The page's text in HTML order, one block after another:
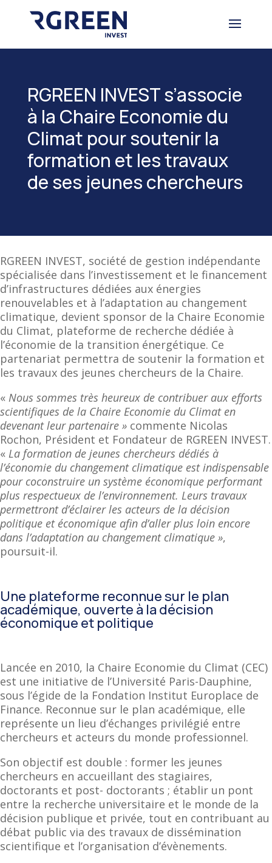
RGREEN INVEST s’associe
à la Chaire Economie du
Climat pour soutenir la
formation et les travaux
de ses jeunes chercheurs
RGREEN INVEST, société de gestion indépendante
spécialisée dans l’investissement et le financement
d’infrastructures dédiées aux énergies
renouvelables et à l’adaptation au changement
climatique, devient sponsor de la Chaire Economie
du Climat, plateforme de recherche dédiée à
l’économie de la transition énergétique. Ce
partenariat permettra de soutenir la formation et
les travaux des jeunes chercheurs de la Chaire.
« Nous sommes très heureux de contribuer aux efforts
scientifiques de la Chaire Economie du Climat en
devenant leur partenaire » commente Nicolas
Rochon, Président et Fondateur de RGREEN INVEST.
« La formation de jeunes chercheurs dédiés à
l’économie du changement climatique est indispensable
pour coconstruire un système économique performant
plus respectueux de l’environnement. Leurs travaux
permettront d’éclairer les acteurs de la décision
politique et économique afin d’aller plus loin encore
dans l’adaptation au changement climatique »,
poursuit-il.
Une plateforme reconnue sur le plan
académique, ouverte à la décision
économique et politique
Lancée en 2010, la Chaire Economie du Climat (CEC)
est une initiative de l’Université Paris-Dauphine,
sous l’égide de la Fondation Institut Europlace de
Finance. Reconnue sur le plan académique, elle
représente un lieu d’échanges privilégié entre
chercheurs et acteurs du monde professionnel.
Son objectif est double : former les jeunes
chercheurs en accueillant des stagiaires,
doctorants et post- doctorants ; établir un pont
entre la recherche universitaire et le monde de la
décision publique et privée, tout en contribuant au
débat public via des travaux de dissémination
scientifique et l’organisation d’évènements.